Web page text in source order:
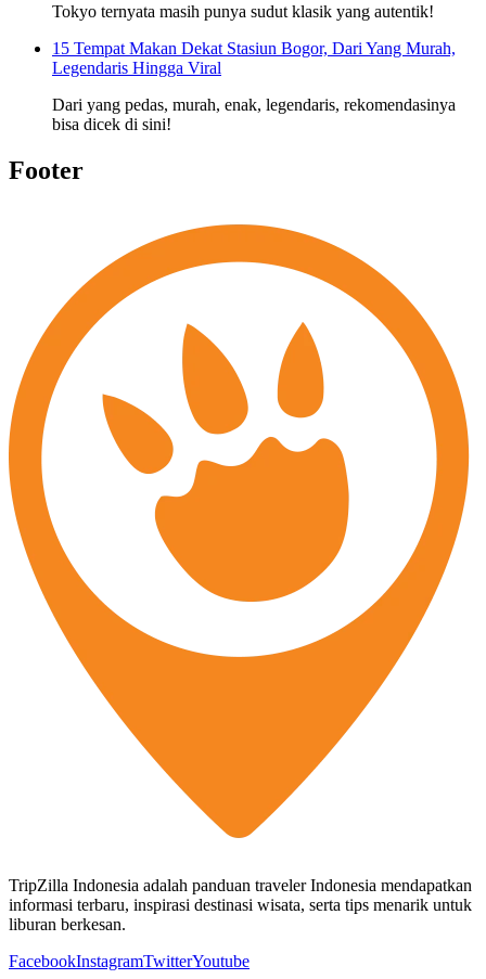
Tokyo ternyata masih punya sudut klasik yang autentik!
15 Tempat Makan Dekat Stasiun Bogor, Dari Yang Murah,
Legendaris Hingga Viral
Dari yang pedas, murah, enak, legendaris, rekomendasinya
bisa dicek di sini!
Footer
TripZilla Indonesia adalah panduan traveler Indonesia mendapatkan
informasi terbaru, inspirasi destinasi wisata, serta tips menarik untuk
liburan berkesan.
FacebookInstagramTwitterYoutube